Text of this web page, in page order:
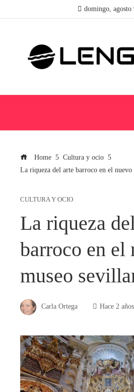
domingo, agosto
Home
Cultura y ocio
La riqueza del arte barroco en el nuevo
CULTURA Y OCIO
La riqueza
barroco en el
museo
Carla Ortega Hace 2 años